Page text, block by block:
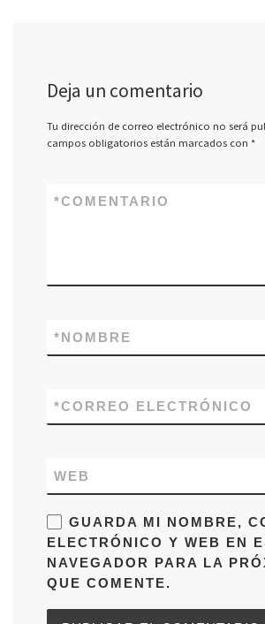
Deja un comentario
Tu dirección de correo electrónico no será
campos obligatorios están marcados con *
COMENTARIO
*
NOMBRE
*
CORREO ELECTRÓNICO
*
WEB
GUARDA MI NOMBRE,
ELECTRÓNICO Y WEB EN
NAVEGADOR PARA LA
QUE COMENTE.